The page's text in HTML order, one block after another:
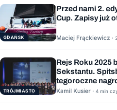
GDAŃSK
Przed nami 2.
Cup. Zapisy już
Maciej Frąckiewicz ·
TRÓJMIASTO
Rejs Roku 2025
Sekstantu.
tegoroczne
Kamil Kusier · 4 min